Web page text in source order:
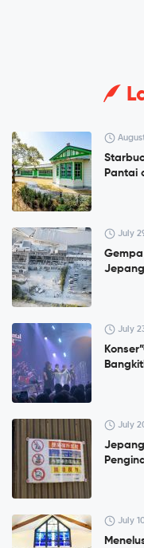
Pantai
July
July
July
July